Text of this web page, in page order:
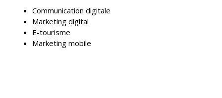
Communication digitale
Marketing digital
E-tourisme
Marketing mobile